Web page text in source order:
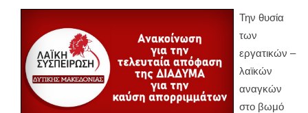
Την θυσία
των
εργατικών –
λαϊκών
αναγκών
στο βωμό